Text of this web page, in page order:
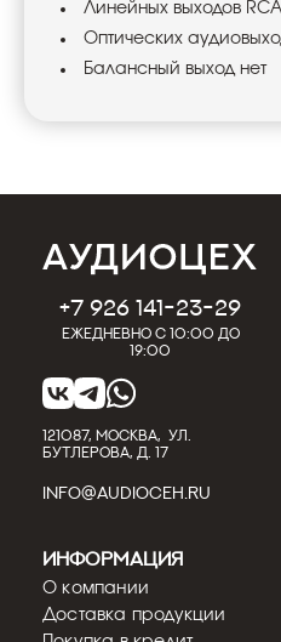
Линейных выходов
Оптических
Балансный выход нет
+7 926 141-23-29
Ежедневно с 10:00 до
19:00
121087, МОСКВА, УЛ.
БУТЛЕРОВА, Д. 17
INFO@AUDIOCEH.RU
Информация
О компании
Доставка продукции